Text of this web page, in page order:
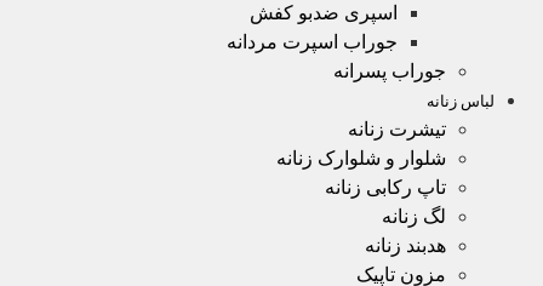
اسپری ضدبو کفش
جوراب اسپرت مردانه
جوراب پسرانه
لباس زنانه
تیشرت زنانه
شلوار و شلوارک زنانه
تاپ رکابی زنانه
لگ زنانه
هدبند زنانه
مزون تاپیک